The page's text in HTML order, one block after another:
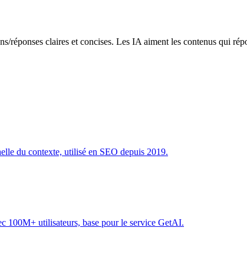
réponses claires et concises. Les IA aiment les contenus qui
du contexte, utilisé en SEO depuis 2019.
100M+ utilisateurs, base pour le service GetAI.